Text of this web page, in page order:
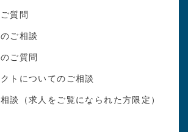
質問
ご相談
ご質問
トについてのご相談
談（求人をご覧になられた方限定）